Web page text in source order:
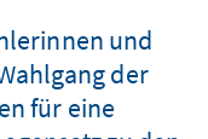
und
der
für eine